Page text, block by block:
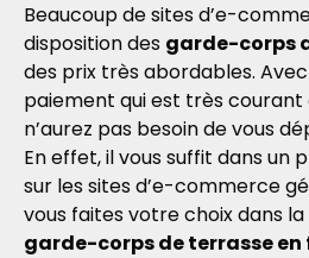
Beaucoup de sites d’e-
disposition des garde-corps
des prix très abordables.
paiement qui est très courant
n’aurez pas besoin de vous
En effet, il vous suffit dans un
sur les sites d’e-commerce
vous faites votre choix dans
garde-corps de terrasse en